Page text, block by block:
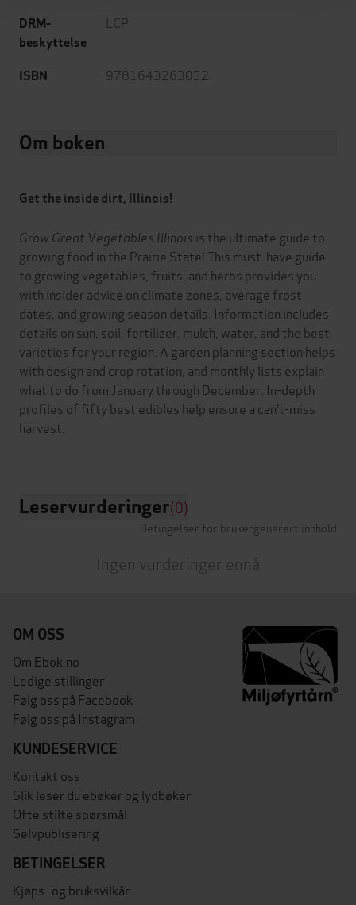
DRM-
beskyttelse
LCP
ISBN 9781643263052
Om boken
Get the inside dirt, Illinois!
Grow Great Vegetables Illinois is the ultimate guide to
growing food in the Prairie State! This must-have guide
to growing vegetables, fruits, and herbs provides you
with insider advice on climate zones, average frost
dates, and growing season details. Information includes
details on sun, soil, fertilizer, mulch, water, and the best
varieties for your region. A garden planning section helps
with design and crop rotation, and monthly lists explain
what to do from January through December. In-depth
profiles of fifty best edibles help ensure a can’t-miss
harvest.
Leservurderinger(0)
Betingelser for brukergenerert innhold
Ingen vurderinger ennå
OM OSS
Om Ebok.no
Ledige stillinger
Følg oss på Facebook
Følg oss på Instagram
KUNDESERVICE
Kontakt oss
Slik leser du ebøker og lydbøker
Ofte stilte spørsmål
Selvpublisering
BETINGELSER
Kjøps- og bruksvilkår